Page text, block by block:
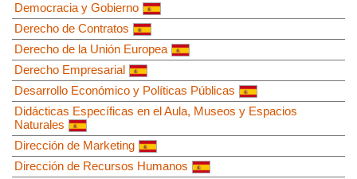
Democracia y Gobierno
Derecho de Contratos
Derecho de la Unión Europea
Derecho Empresarial
Desarrollo Económico y Políticas Públicas
Didácticas Específicas en el Aula, Museos y Espacios
Naturales
Dirección de Marketing
Dirección de Recursos Humanos